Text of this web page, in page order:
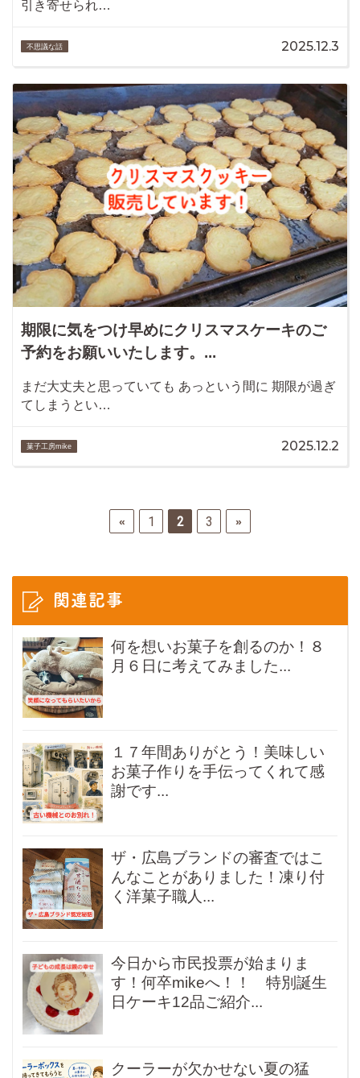
引き寄せられ…
不思議な話 2025.12.3
期限に気をつけ早めにクリスマスケーキのご
予約をお願いいたします。...
まだ大丈夫と思っていても あっという間に 期限が過ぎ
てしまうとい…
菓子工房mike 2025.12.2
« 1 2 3 »
関連記事
何を想いお菓子を創るのか！８
月６日に考えてみました...
１７年間ありがとう！美味しい
お菓子作りを手伝ってくれて感
謝です...
ザ・広島ブランドの審査ではこ
んなことがありました！凍り付
く洋菓子職人...
今日から市民投票が始まりま
す！何卒mikeへ！！ 特別誕生
日ケーキ12品ご紹介...
クーラーが欠かせない夏の猛